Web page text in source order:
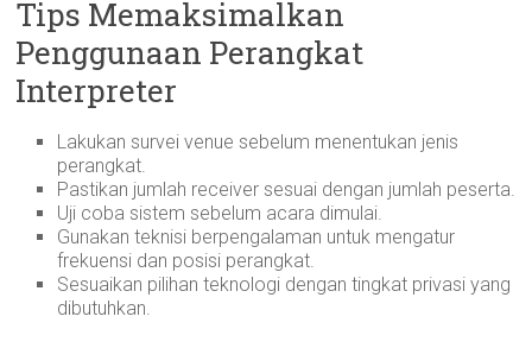
Tips Memaksimalkan
Penggunaan Perangkat
Interpreter
Lakukan survei venue sebelum menentukan jenis
perangkat.
Pastikan jumlah receiver sesuai dengan jumlah peserta.
Uji coba sistem sebelum acara dimulai.
Gunakan teknisi berpengalaman untuk mengatur
frekuensi dan posisi perangkat.
Sesuaikan pilihan teknologi dengan tingkat privasi yang
dibutuhkan.